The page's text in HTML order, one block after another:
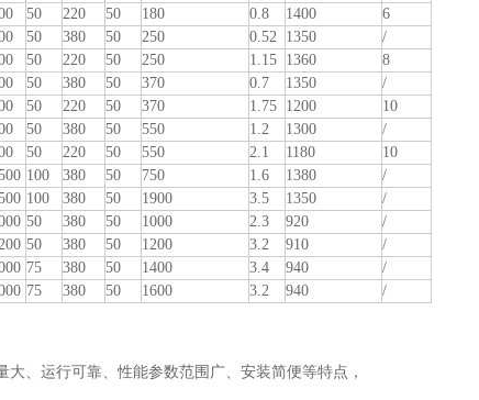
50 220 50 180 0.8 1400
6
50 380 50 250 0.52 1350
/
50 220 50 250 1.15 1360
8
50 380 50 370 0.7 1350
/
50 220 50 370 1.75 1200
10
50 380 50 550 1.2 1300
/
50 220 50 550 2.1 1180
10
100 380 50 750 1.6 1380
/
100 380 50 1900 3.5 1350
/
50 380 50 1000 2.3 920
/
50 380 50 1200 3.2 910
/
75 380 50 1400 3.4 940
/
75 380 50 1600 3.2 940 /
大、运行可靠、性能参数范围广、安装简便等特点，